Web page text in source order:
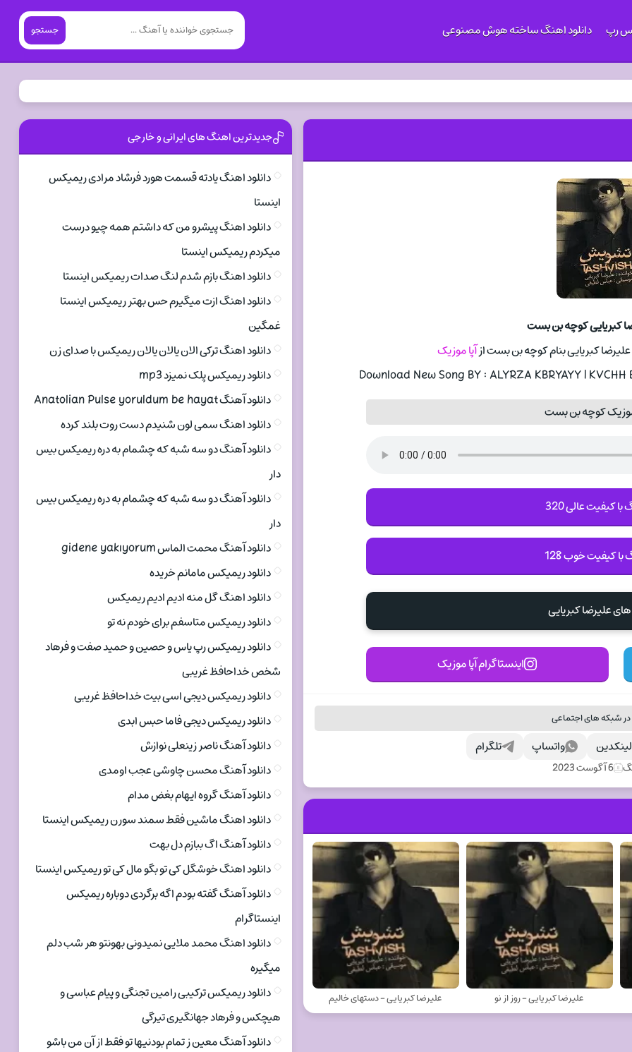
رپ دانلود اهنگ ساخته هوش مصنوعی جستجو
کبریایی کوچه بن بست
کبریایی بنام کوچه بن بست ازآپا موزیک
Download New Song BY : ALYRZA KBRYAYY |
کوچه بن بست
کیفیت عالی 320
با کیفیت خوب 128
علیرضا کبریایی
اینستاگرام آپا موزیک
شبکه های اجتماعی
تلگرام واتساپ لینکدین
6 آگوست 2023
علیرضا کبریایی - روز از نو علیرضا کبریایی - دستهای خالیم
جدیدترین اهنگ های ایرانی و خارجی
دانلود اهنگ یادته قسمت هورد فرشاد مرادی ریمیکس
اینستا
دانلود اهنگ پیشرو من که داشتم همه چیو درست
میکردم ریمیکس اینستا
دانلود اهنگ بازم شدم لنگ صدات ریمیکس اینستا
دانلود اهنگ ازت میگیرم حس بهتر ریمیکس اینستا
غمگین
دانلود اهنگ ترکی الان یالان یالان ریمیکس با صدای زن
دانلود ریمیکس پلک نمیزد mp3
دانلود آهنگ Anatolian Pulse yoruldum be hayat
دانلود اهنگ سمی لون شنیدم دست روت بلند کرده
دانلود آهنگ دو سه شبه که چشمام به دره ریمیکس بیس
دار
دانلود آهنگ دو سه شبه که چشمام به دره ریمیکس بیس
دار
دانلود آهنگ محمت الماس gidene yakıyorum
دانلود ریمیکس مامانم خریده
دانلود اهنگ گل منه ادیم ادیم ریمیکس
دانلود ریمیکس متاسفم برای خودم نه تو
دانلود ریمیکس رپ یاس و حصین و حمید صفت و فرهاد
شخص خداحافظ غریبی
دانلود ریمیکس دیجی اسی بیت خداحافظ غریبی
دانلود ریمیکس دیجی فاما حبس ابدی
دانلود آهنگ ناصر زینعلی نوازش
دانلود آهنگ محسن چاوشی عجب اومدی
دانلود آهنگ گروه ایهام بغض مدام
دانلود اهنگ ماشین فقط سمند سورن ریمیکس اینستا
دانلود آهنگ اگ ببازم دل بهت
دانلود اهنگ خوشگل کی تو بگو مال کی تو ریمیکس اینستا
دانلود آهنگ گفته بودم اگه برگردی دوباره ریمیکس
اینستاگرام
دانلود اهنگ محمد ملایی نمیدونی بهونتو هر شب دلم
میگیره
دانلود ریمیکس ترکیبی رامین تجنگی و پیام عباسی و
هیچکس و فرهاد جهانگیری تیرگی
دانلود آهنگ معین ز تمام بودنیها تو فقط از آن من باشو